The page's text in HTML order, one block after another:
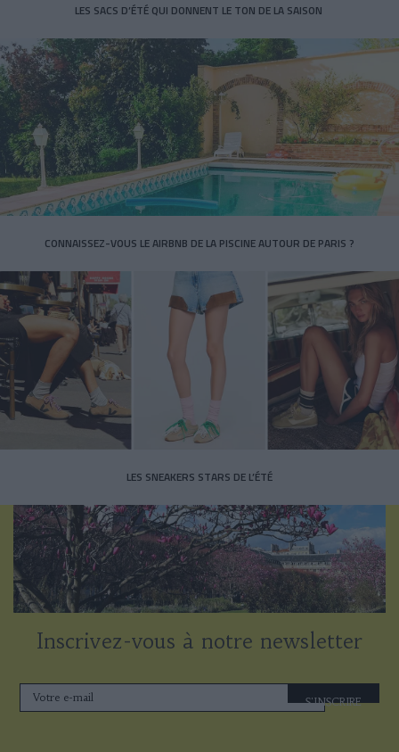
LES SACS D’ÉTÉ QUI DONNENT LE TON DE LA SAISON
CONNAISSEZ-VOUS LE AIRBNB DE LA PISCINE AUTOUR DE PARIS ?
LES SNEAKERS STARS DE L’ÉTÉ
Inscrivez-vous à notre newsletter
S'INSCRIRE